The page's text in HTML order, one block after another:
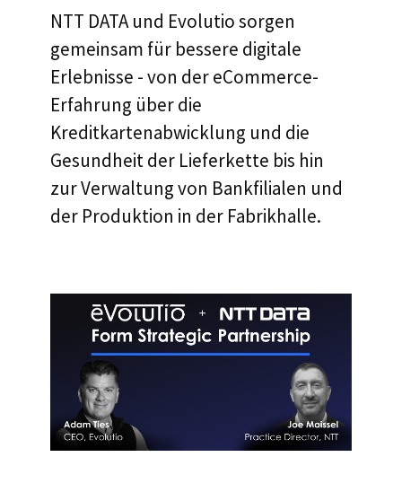
NTT DATA und Evolutio sorgen
gemeinsam für bessere digitale
Erlebnisse - von der eCommerce-
Erfahrung über die
Kreditkartenabwicklung und die
Gesundheit der Lieferkette bis hin
zur Verwaltung von Bankfilialen und
der Produktion in der Fabrikhalle.